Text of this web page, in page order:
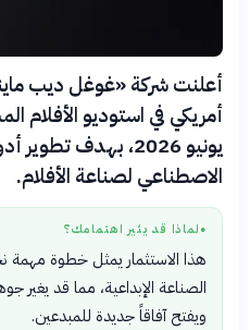
يونيو 2026، بهدف
الاصطناعي لصناعة الأفلام.
● لماذا قد يثير اهتمامك؟
هذا الاستثمار يمثل خطوة مهمة
الصناعة الإبداعية، مما قد يغير
ويفتح آفاقاً جديدة للمبدعين.